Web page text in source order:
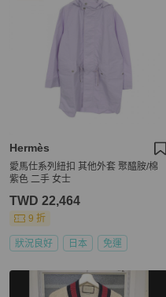
Hermès
愛馬仕系列紐扣 其他外套 聚醯胺/棉
紫色 二手 女士
TWD 22,464
9 折
狀況良好 日本 免運